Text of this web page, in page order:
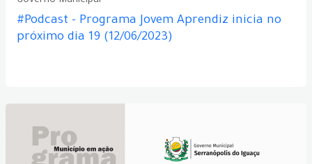
#Podcast - Programa Jovem Aprendiz inicia no
próximo dia 19 (12/06/2023)